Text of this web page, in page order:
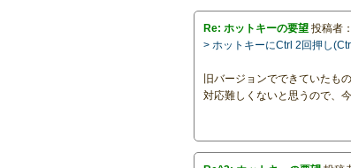
Re: ホットキーの要望 投稿者
> ホットキーにCtrl 2回押し
旧バージョンでできていたもの
対応難しくないと思うので、